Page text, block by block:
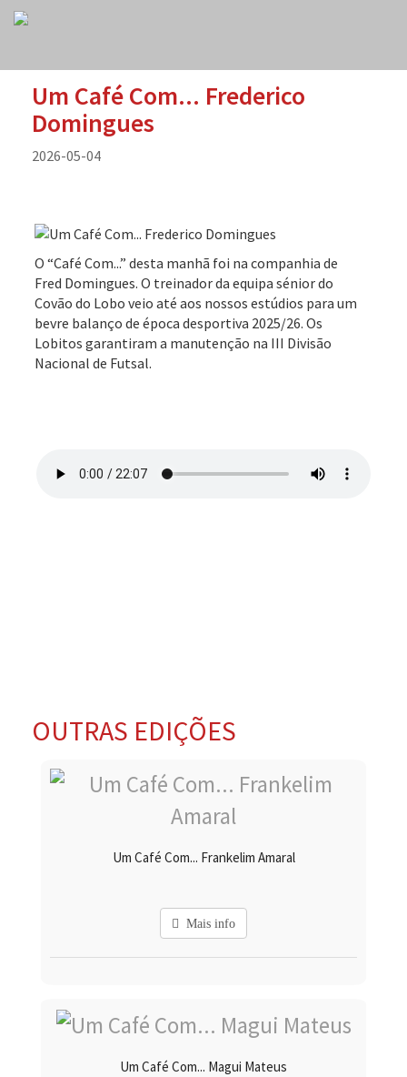
Um Café Com... Frederico
Domingues
2026-05-04
O “Café Com...” desta manhã foi na companhia de
Fred Domingues. O treinador da equipa sénior do
Covão do Lobo veio até aos nossos estúdios para um
bevre balanço de época desportiva 2025/26. Os
Lobitos garantiram a manutenção na III Divisão
Nacional de Futsal.
OUTRAS EDIÇÕES
Um Café Com... Frankelim Amaral
Mais info
Um Café Com... Magui Mateus